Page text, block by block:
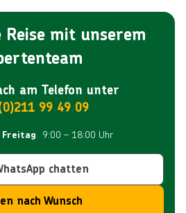
Garküchen. Während
im Victoria Harbour kannst
Mischung aus
Reise mit unserem
am Telefon unter
99 49 09
Freitag 9:00 – 18:00 Uhr
chatten
nach Wunsch